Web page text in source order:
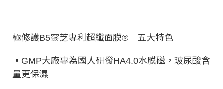
極修護B5靈芝專利超纖面膜® ｜五大特色
▪️ GMP大廠專為國人研發HA4.0水膜磁，玻尿酸含
量更保濕